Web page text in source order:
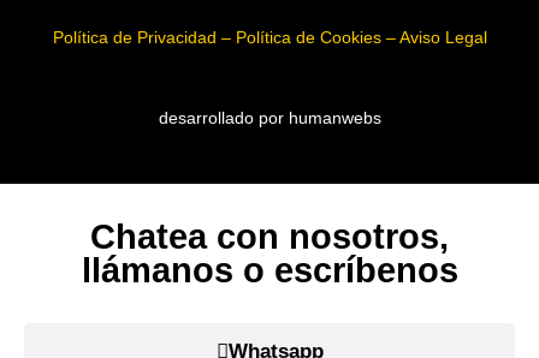
Política de Privacidad – Política de Cookies – Aviso Legal
desarrollado por humanwebs
Chatea con nosotros,
llámanos o escríbenos
Whatsapp